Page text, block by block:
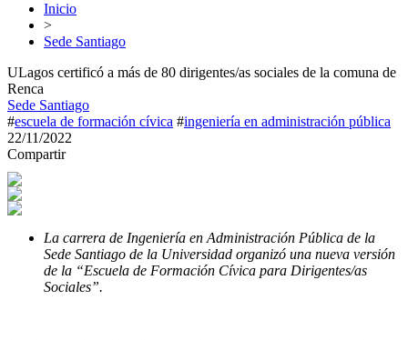
Inicio
>
Sede Santiago
ULagos certificó a más de 80 dirigentes/as sociales de la comuna de
Renca
Sede Santiago
#escuela de formación cívica #ingeniería en administración pública
22/11/2022
Compartir
La carrera de Ingeniería en Administración Pública de la
Sede Santiago de la Universidad organizó una nueva versión
de la “Escuela de Formación Cívica para Dirigentes/as
Sociales”.